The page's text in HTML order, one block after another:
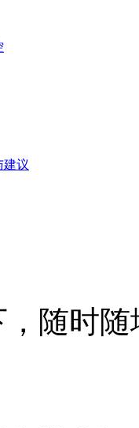
建议
随时